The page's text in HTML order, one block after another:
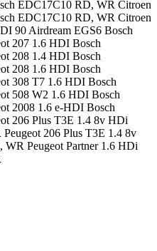
EDC17C10 RD, WR Citroen
EDC17C10 RD, WR Citroen
90 Airdream EGS6 Bosch
207 1.6 HDI Bosch
208 1.4 HDI Bosch
208 1.6 HDI Bosch
308 T7 1.6 HDI Bosch
508 W2 1.6 HDI Bosch
2008 1.6 e-HDI Bosch
206 Plus T3E 1.4 8v HDi
206 Plus T3E 1.4 8v
Peugeot Partner 1.6 HDi